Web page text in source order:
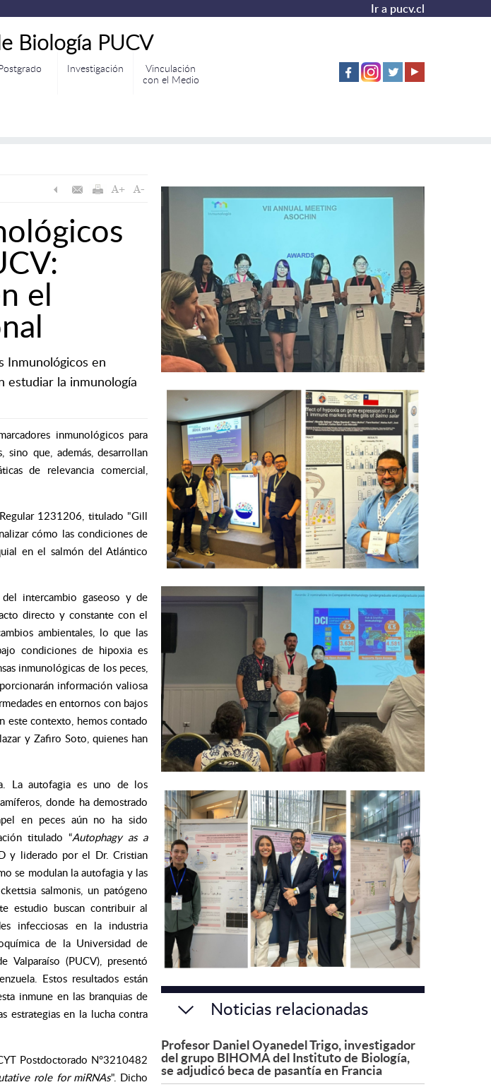
Ir a pucv.cl
Biología PUCV
Investigación
Vinculación
con el Medio
el
Inmunológicos en
estudiar la inmunología
inmunológicos para
sino que, además, desarrollan
de relevancia comercial,
1231206, titulado "Gill
cómo las condiciones de
en el salmón del Atlántico
del intercambio gaseoso y de
directo y constante con el
ambientales, lo que las
condiciones de hipoxia es
inmunológicas de los peces,
información valiosa
en entornos con bajos
este contexto, hemos contado
y Zafiro Soto, quienes han
La autofagia es uno de los
donde ha demostrado
en peces aún no ha sido
titulado “Autophagy as a
y liderado por el Dr. Cristian
se modulan la autofagia y las
salmonis, un patógeno
estudio buscan contribuir al
infecciosas en la industria
de la Universidad de
(PUCV), presentó
Estos resultados están
inmune en las branquias de
estrategias en la lucha contra
Postdoctorado N°3210482
role for miRNAs". Dicho
Noticias relacionadas
Profesor Daniel Oyanedel Trigo, investigador
del grupo BIHOMA del Instituto de Biología,
se adjudicó beca de pasantía en Francia